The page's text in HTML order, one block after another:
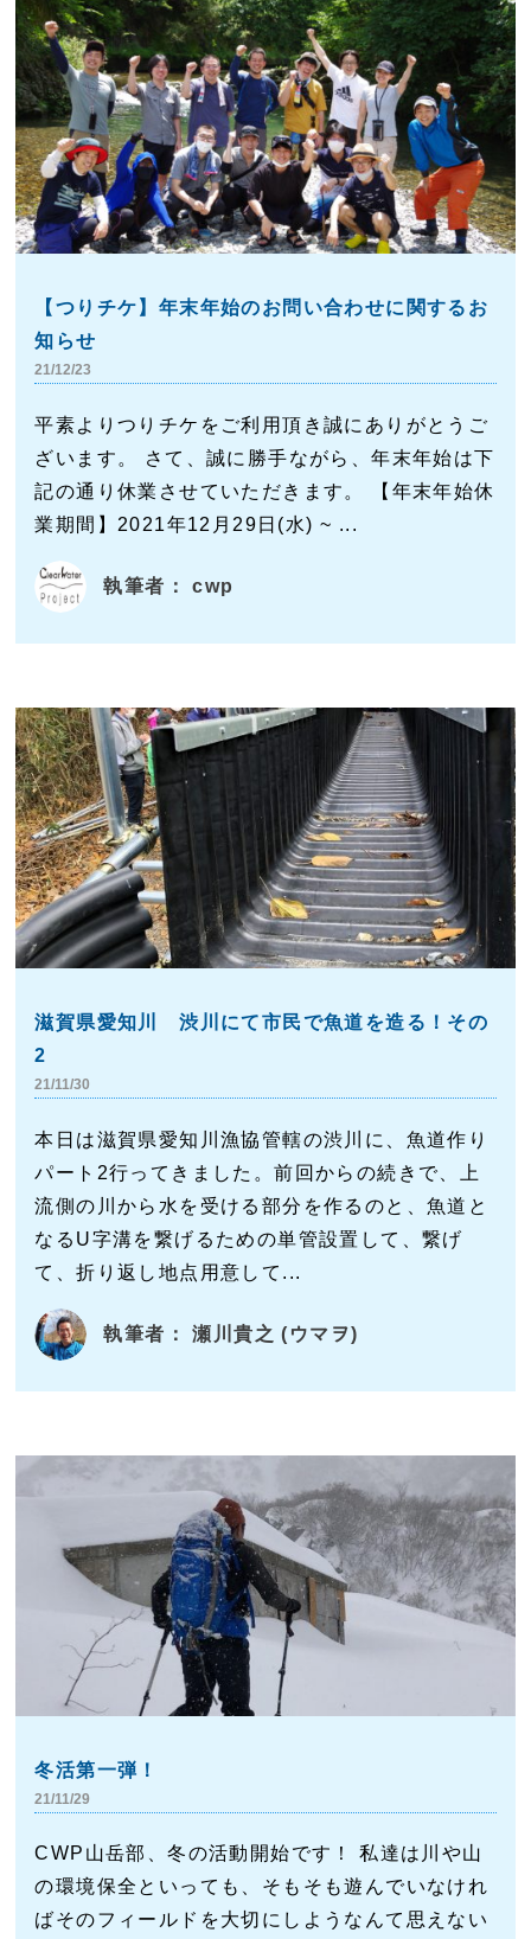
【つりチケ】年末年始のお問い合わせに関するお
知らせ
21/12/23
平素よりつりチケをご利用頂き誠にありがとうご
ざいます。 さて、誠に勝手ながら、年末年始は下
記の通り休業させていただきます。 【年末年始休
業期間】2021年12月29日(水) ~ ...
執筆者： cwp
滋賀県愛知川 渋川にて市民で魚道を造る！その
2
21/11/30
本日は滋賀県愛知川漁協管轄の渋川に、魚道作り
パート2行ってきました。前回からの続きで、上
流側の川から水を受ける部分を作るのと、魚道と
なるU字溝を繋げるための単管設置して、繋げ
て、折り返し地点用意して...
執筆者： 瀬川貴之 (ウマヲ)
冬活第一弾！
21/11/29
CWP山岳部、冬の活動開始です！ 私達は川や山
の環境保全といっても、そもそも遊んでいなけれ
ばそのフィールドを大切にしようなんて思えない